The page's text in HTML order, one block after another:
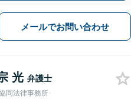
メールでお問い合わせ
光 弁護士
同法律事務所